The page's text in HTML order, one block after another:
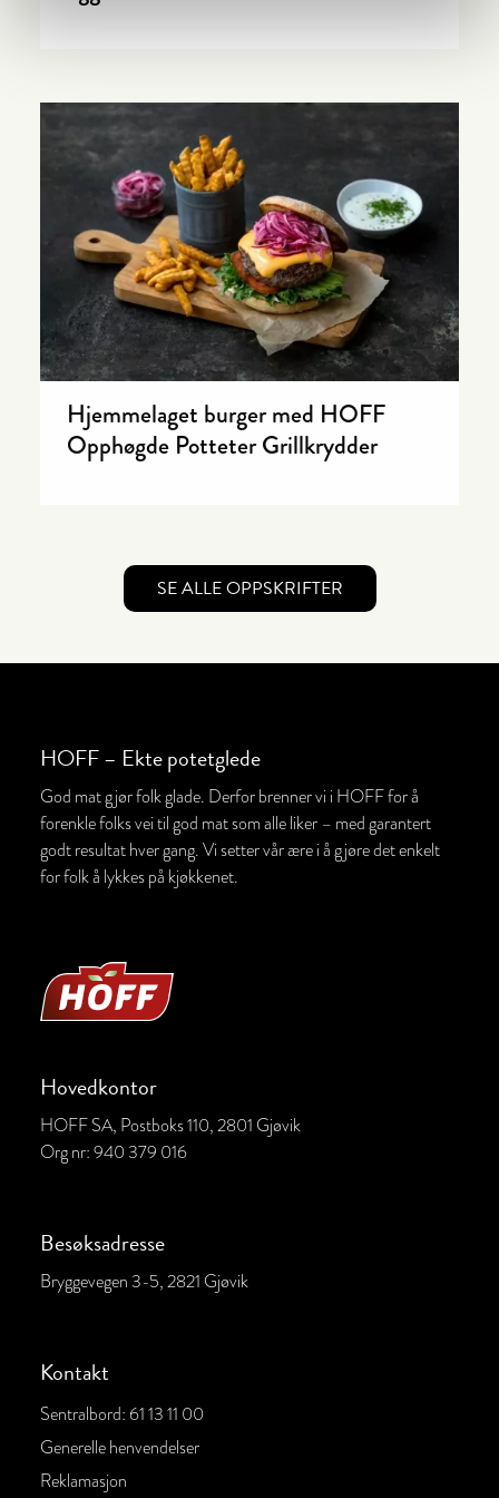
Hjemmelaget burger med HOFF
Opphøgde Potteter Grillkrydder
SE ALLE OPPSKRIFTER
HOFF – Ekte potetglede
God mat gjør folk glade. Derfor brenner vi i HOFF for å
forenkle folks vei til god mat som alle liker – med garantert
godt resultat hver gang. Vi setter vår ære i å gjøre det enkelt
for folk å lykkes på kjøkkenet.
Hovedkontor
HOFF SA, Postboks 110, 2801 Gjøvik
Org nr:940 379 016
Besøksadresse
Bryggevegen 3-5, 2821 Gjøvik
Kontakt
Sentralbord: 61 13 11 00
Generelle henvendelser
Reklamasjon